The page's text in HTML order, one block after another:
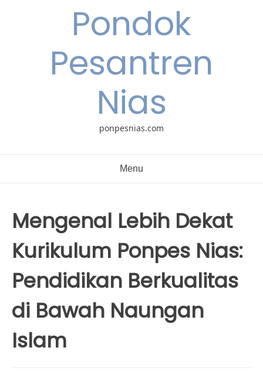
Pondok
Pesantren
Nias
ponpesnias.com
Menu
Mengenal Lebih Dekat
Kurikulum Ponpes Nias:
Pendidikan Berkualitas
di Bawah Naungan
Islam